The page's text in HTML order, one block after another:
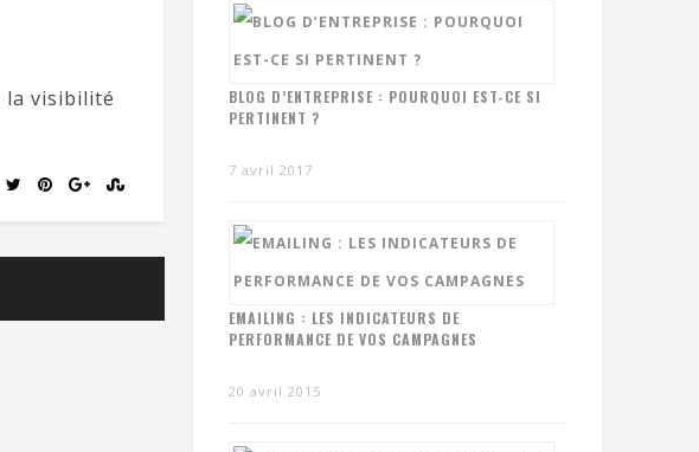
la visibilité
BLOG D’ENTREPRISE : POURQUOI EST-CE SI
PERTINENT ?
7 avril 2017
EMAILING : LES INDICATEURS DE
PERFORMANCE DE VOS CAMPAGNES
20 avril 2015